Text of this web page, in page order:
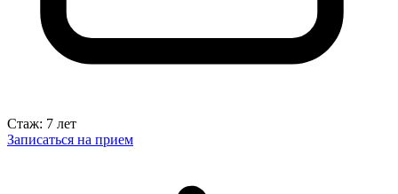
Стаж: 7 лет
Записаться на прием